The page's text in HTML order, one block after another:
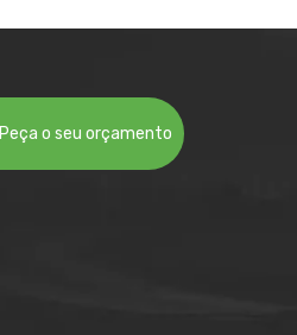
Peça o seu orçamento